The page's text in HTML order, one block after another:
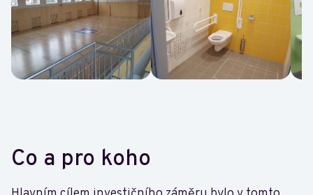
Co a pro koho